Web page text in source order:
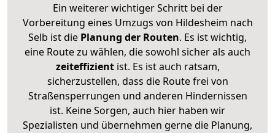
Ein weiterer wichtiger Schritt bei der
Vorbereitung eines Umzugs von Hildesheim nach
Selb ist die Planung der Routen. Es ist wichtig,
eine Route zu wählen, die sowohl sicher als auch
zeiteffizientist. Es ist auch ratsam,
sicherzustellen, dass die Route frei von
Straßensperrungen und anderen Hindernissen
ist. Keine Sorgen, auch hier haben wir
Spezialisten und übernehmen gerne die Planung,